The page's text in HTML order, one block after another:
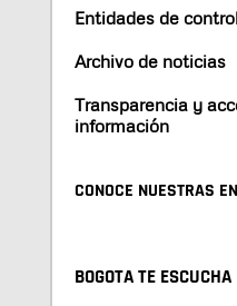
Entidades de
Archivo de noticias
Transparencia y
información
CONOCE NUESTRAS
BOGOTA TE ESCUCHA